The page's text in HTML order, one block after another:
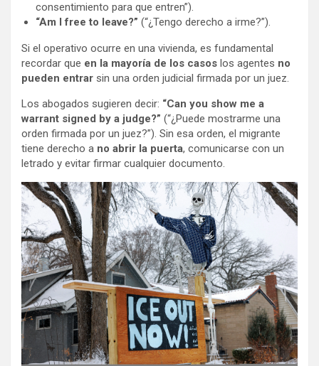
consentimiento para que entren”).
“Am I free to leave?” (“¿Tengo derecho a irme?”).
Si el operativo ocurre en una vivienda, es fundamental
recordar que en la mayoría de los casos los agentes no
pueden entrar sin una orden judicial firmada por un juez.
Los abogados sugieren decir: “Can you show me a
warrant signed by a judge?” (“¿Puede mostrarme una
orden firmada por un juez?”). Sin esa orden, el migrante
tiene derecho a no abrir la puerta, comunicarse con un
letrado y evitar firmar cualquier documento.